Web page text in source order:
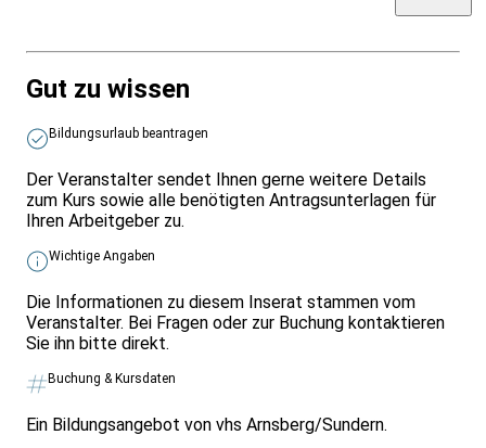
Gut zu wissen
Bildungsurlaub beantragen
Der Veranstalter sendet Ihnen gerne weitere Details
zum Kurs sowie alle benötigten Antragsunterlagen für
Ihren Arbeitgeber zu.
Wichtige Angaben
Die Informationen zu diesem Inserat stammen vom
Veranstalter. Bei Fragen oder zur Buchung kontaktieren
Sie ihn bitte direkt.
Buchung & Kursdaten
Ein Bildungsangebot von vhs Arnsberg/Sundern.